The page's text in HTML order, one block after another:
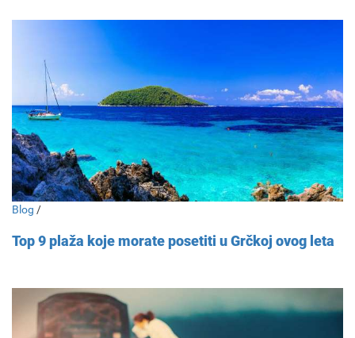
Blog /
Top 9 plaža koje morate posetiti u Grčkoj ovog leta